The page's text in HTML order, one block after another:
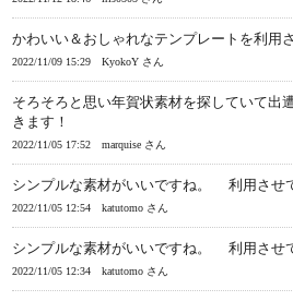
かわいい＆おしゃれなテンプレートを利用
2022/11/09 15:29 KyokoY さん
そろそろと思い年賀状素材を探していて出
きます！
2022/11/05 17:52 marquise さん
シンプルな素材がいいですね。 利用させ
2022/11/05 12:54 katutomo さん
シンプルな素材がいいですね。 利用させ
2022/11/05 12:34 katutomo さん